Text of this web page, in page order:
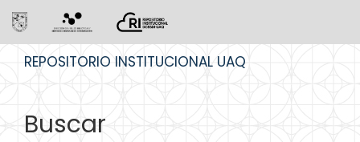
REPOSITORIO INSTITUCIONAL UAQ
Buscar